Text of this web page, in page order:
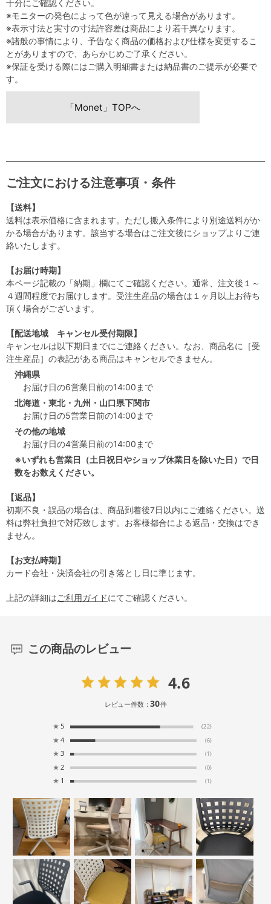
十分にご確認ください。
※モニターの発色によって色が違って見える場合があります。
※表示寸法と実寸の寸法許容差は商品により若干異なります。
※諸般の事情により、予告なく商品の価格および仕様を変更するこ
とがありますので、あらかじめご了承ください。
※保証を受ける際にはご購入明細書または納品書のご提示が必要で
す。
「Monet」TOPへ
ご注文における注意事項・条件
【送料】
送料は表示価格に含まれます。ただし搬入条件により別途送料がか
かる場合があります。該当する場合はご注文後にショップよりご連
絡いたします。
【お届け時期】
本ページ記載の「納期」欄にてご確認ください。通常、注文後１～
４週間程度でお届けします。受注生産品の場合は１ヶ月以上お待ち
頂く場合がございます。
【配送地域 キャンセル受付期限】
キャンセルは以下期日までにご連絡ください。なお、商品名に［受
注生産品］の表記がある商品はキャンセルできません。
沖縄県
お届け日の6営業日前の14:00まで
北海道・東北・九州・山口県下関市
お届け日の5営業日前の14:00まで
その他の地域
お届け日の4営業日前の14:00まで
※いずれも営業日（土日祝日やショップ休業日を除いた日）で日
数をお数えください。
【返品】
初期不良・誤品の場合は、商品到着後7日以内にご連絡ください。送
料は弊社負担で対応致します。お客様都合による返品・交換はでき
ません。
【お支払時期】
カード会社・決済会社の引き落とし日に準じます。
上記の詳細はご利用ガイドにてご確認ください。
この商品のレビュー
4.6
レビュー件数：30件
★ 5 (22)
★ 4 (6)
★ 3 (1)
★ 2 (0)
★ 1 (1)